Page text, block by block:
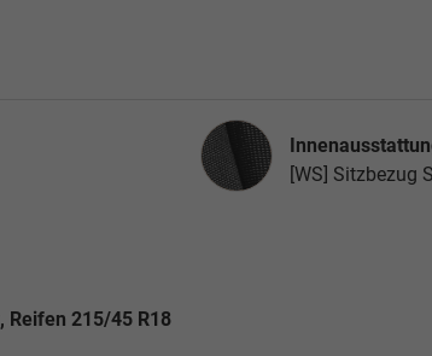
Innenausstattung
[WS] Sitzbezug
Reifen 215/45 R18